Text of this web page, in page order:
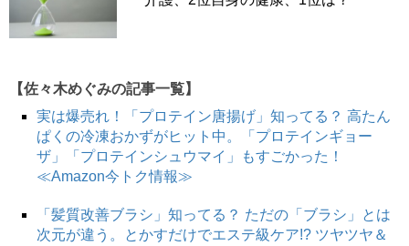
＊撮影協力／スズキ自販東京
意外すぎるファイナルアンサー！ 試乗後、父に
「シニアカー、欲しい？」と聞いてみた。父の答え
は？
【佐々木めぐみの記事一覧】
実は爆売れ！「プロテイン唐揚げ」知ってる？ 高たん
ぱくの冷凍おかずがヒット中。「プロテインギョー
ザ」「プロテインシュウマイ」もすごかった！
≪Amazon今トク情報≫
「髪質改善ブラシ」知ってる？ ただの「ブラシ」とは
次元が違う。とかすだけでエステ級ケア!? ツヤツヤ＆